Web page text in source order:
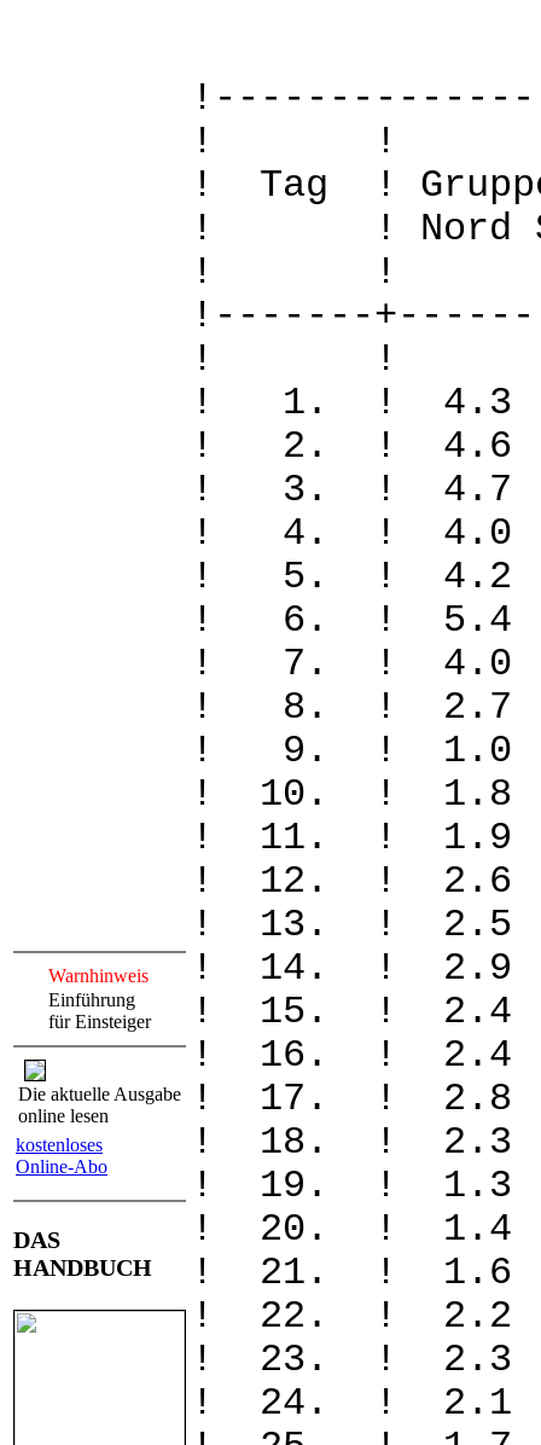
Warnhinweis
Einführung
für Einsteiger
Die aktuelle Ausgabe
online lesen
kostenloses
Online-Abo
DAS
HANDBUCH
!
! Tag !
! ! Nord
!
!-------
!
! 1. ! 4.3
! 2. ! 4.6
! 3. ! 4.7
! 4. ! 4.0
! 5. ! 4.2
! 6. ! 5.4
! 7. ! 4.0
! 8. ! 2.7
! 9. ! 1.0
! 10. !
! 11. !
! 12. !
! 13. !
! 14. !
! 15. !
! 16. !
! 17. !
! 18. !
! 19. !
! 20. !
! 21. !
! 22. !
! 23. !
! 24. !